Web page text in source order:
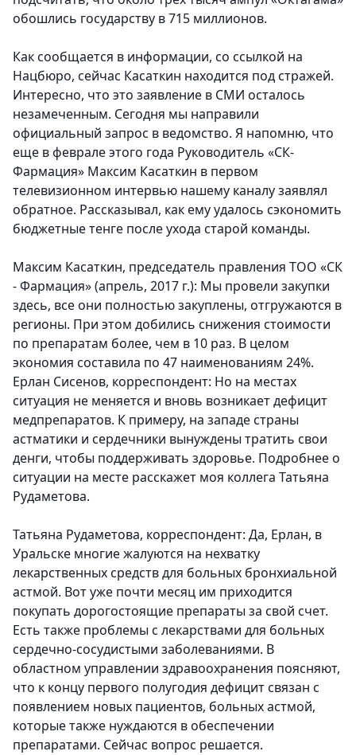
обошлись государству в 715 миллионов.
Как сообщается в информации, со ссылкой на
Нацбюро, сейчас Касаткин находится под стражей.
Интересно, что это заявление в СМИ осталось
незамеченным. Сегодня мы направили
официальный запрос в ведомство. Я напомню, что
еще в феврале этого года Руководитель «СК-
Фармация» Максим Касаткин в первом
телевизионном интервью нашему каналу заявлял
обратное. Рассказывал, как ему удалось сэкономить
бюджетные тенге после ухода старой команды.
Максим Касаткин, председатель правления ТОО «СК
- Фармация» (апрель, 2017 г.): Мы провели закупки
здесь, все они полностью закуплены, отгружаются в
регионы. При этом добились снижения стоимости
по препаратам более, чем в 10 раз. В целом
экономия составила по 47 наименованиям 24%.
Ерлан Сисенов, корреспондент: Но на местах
ситуация не меняется и вновь возникает дефицит
медпрепаратов. К примеру, на западе страны
астматики и сердечники вынуждены тратить свои
денги, чтобы поддерживать здоровье. Подробнее о
ситуации на месте расскажет моя коллега Татьяна
Рудаметова.
Татьяна Рудаметова, корреспондент: Да, Ерлан, в
Уральске многие жалуются на нехватку
лекарственных средств для больных бронхиальной
астмой. Вот уже почти месяц им приходится
покупать дорогостоящие препараты за свой счет.
Есть также проблемы с лекарствами для больных
сердечно-сосудистыми заболеваниями. В
областном управлении здравоохранения поясняют,
что к концу первого полугодия дефицит связан с
появлением новых пациентов, больных астмой,
которые также нуждаются в обеспечении
препаратами. Сейчас вопрос решается.